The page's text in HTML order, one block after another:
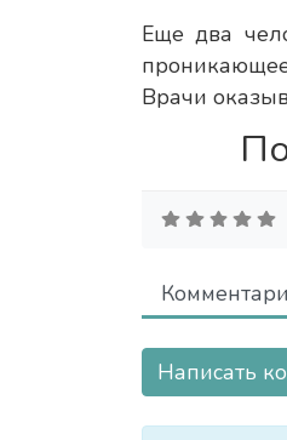
Еще два
Врачи
Написать